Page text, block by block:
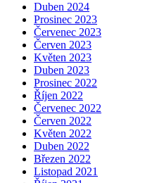
Duben 2024
Prosinec 2023
Červenec 2023
Červen 2023
Květen 2023
Duben 2023
Prosinec 2022
Říjen 2022
Červenec 2022
Červen 2022
Květen 2022
Duben 2022
Březen 2022
Listopad 2021